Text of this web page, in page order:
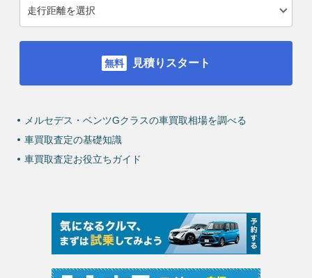
見積りスタート
メルセデス・ベンツGクラスの車買取相場を調べる
車買取査定の基礎知識
車買取査定お役立ちガイド